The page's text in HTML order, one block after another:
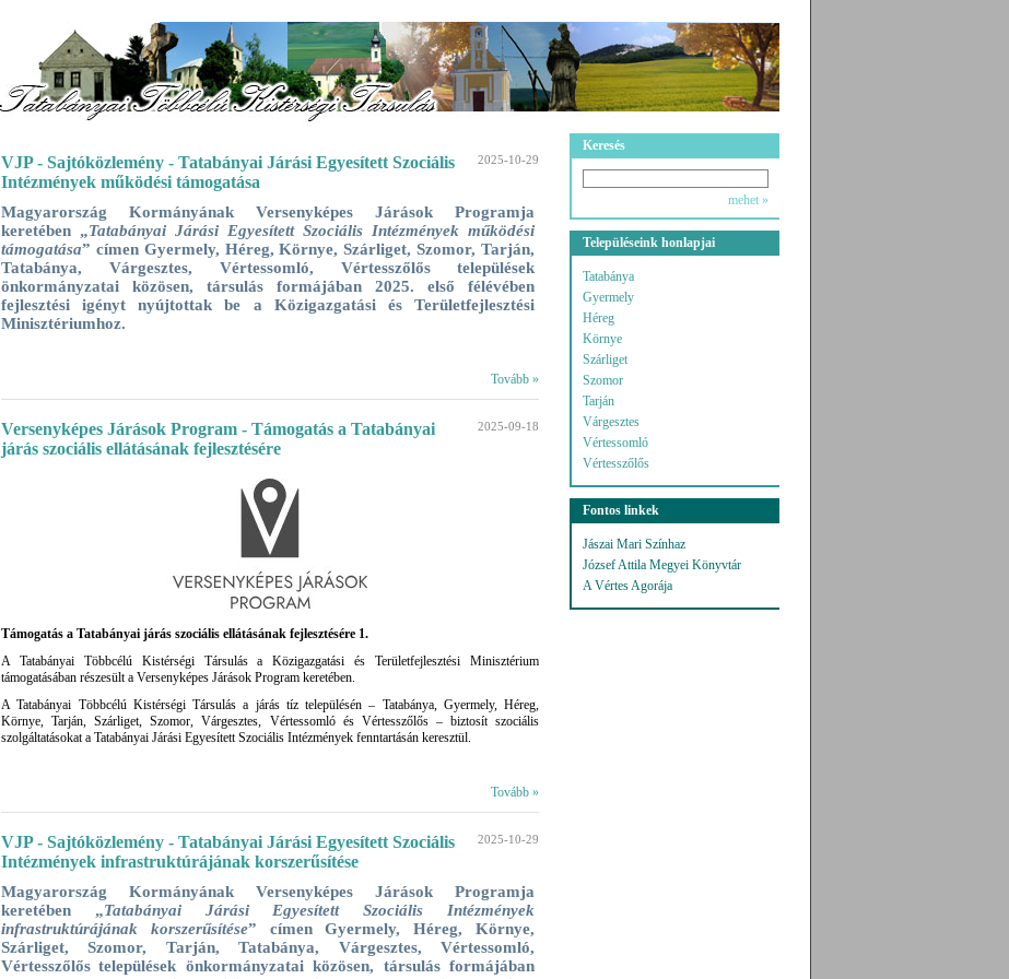
2025-10-29
VJP - Sajtóközlemény - Tatabányai Járási Egyesített Szociális
Intézmények működési támogatása
Magyarország Kormányának Versenyképes Járások Programja
keretében „Tatabányai Járási Egyesített Szociális Intézmények működési
támogatása” címen Gyermely, Héreg, Környe, Szárliget, Szomor, Tarján,
Tatabánya, Várgesztes, Vértessomló, Vértesszőlős
települések
önkormányzatai közösen, társulás formájában 2025. első félévében
fejlesztési igényt nyújtottak be a Közigazgatási és Területfejlesztési
Minisztériumhoz.
Tovább »
2025-09-18
Versenyképes Járások Program - Támogatás a Tatabányai
járás szociális ellátásának fejlesztésére
Támogatás a Tatabányai járás szociális ellátásának fejlesztésére 1.
A Tatabányai Többcélú Kistérségi Társulás a Közigazgatási és Területfejlesztési Minisztérium
támogatásában részesült a Versenyképes Járások Program keretében.
A Tatabányai Többcélú Kistérségi Társulás a járás tíz településén – Tatabánya, Gyermely, Héreg,
Környe, Tarján, Szárliget, Szomor, Várgesztes, Vértessomló és Vértesszőlős – biztosít szociális
szolgáltatásokat a Tatabányai Járási Egyesített Szociális Intézmények fenntartásán keresztül.
Tovább »
2025-10-29
VJP - Sajtóközlemény - Tatabányai Járási Egyesített Szociális
Intézmények infrastruktúrájának korszerűsítése
Magyarország Kormányának Versenyképes Járások Programja
keretében „Tatabányai Járási Egyesített Szociális Intézmények
infrastruktúrájának korszerűsítése” címen Gyermely, Héreg, Környe,
Szárliget, Szomor, Tarján, Tatabánya, Várgesztes, Vértessomló,
Vértesszőlős települések önkormányzatai közösen, társulás formájában
Keresés
mehet »
Településeink honlapjai
Tatabánya
Gyermely
Héreg
Környe
Szárliget
Szomor
Tarján
Várgesztes
Vértessomló
Vértesszőlős
Fontos linkek
Jászai Mari Színhaz
József Attila Megyei Könyvtár
A Vértes Agorája